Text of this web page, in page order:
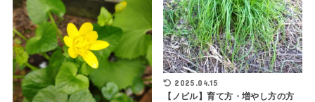
2025.04.15
【ノビル】育て方・増やし方の方